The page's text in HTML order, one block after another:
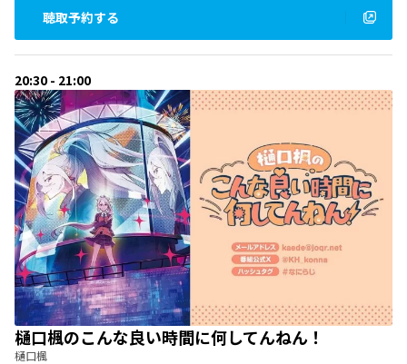
聴取予約する
20:30 - 21:00
樋口楓のこんな良い時間に何してんねん！
樋口楓